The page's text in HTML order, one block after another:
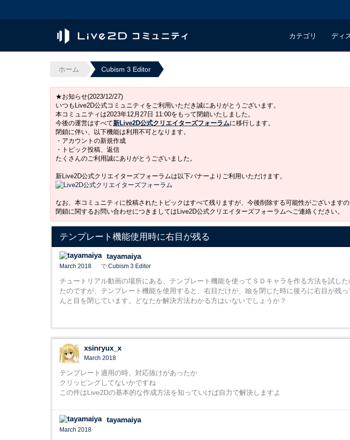
カテゴリ ディ
ホーム Cubism 3 Editor
★お知らせ(2023/12/27)
いつもLive2D公式コミュニティをご利用いただき誠にありがとうございます。
本コミュニティは2023年12月27日 11:00をもって閉鎖いたしました。
今後の運営はすべて新Live2D公式クリエイターズフォーラムに移行します。
閉鎖に伴い、以下機能は利用不可となります。
・アカウントの新規作成
・トピック投稿、返信
たくさんのご利用誠にありがとうございました。
新Live2D公式クリエイターズフォーラムは以下バナーよりご利用いただけます。
なお、本コミュニティに投稿されたトピックはすべて残りますが、今後削除する可能性がございますの
閉鎖に関するお問い合わせにつきましてはLive2D公式クリエイターズフォーラムへご連絡ください。
テンプレート機能使用時に右目が残る
tayamaiya
March 2018 で Cubism 3 Editor
チュートリアル動画の場所にある、テンプレート機能を使ってＳＤキャラを作る方法を試し
たのですが、テンプレート機能を使用すると、右目だけが、瞼を閉じた時に後ろに右目が残
んと目を閉じています。どなたか解決方法わかる方はいないでしょうか？
xsinryux_x
March 2018
テンプレート適用の時、対応抜けがあったか
クリッピングしてないかですね
この件はLive2Dの基本的な作成方法を知っていけば自力で解決しますよ
tayamaiya
March 2018